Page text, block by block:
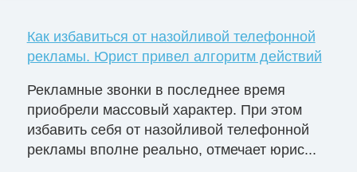
Как избавиться от назойливой телефонной
рекламы. Юрист привел алгоритм действий
Рекламные звонки в последнее время
приобрели массовый характер. При этом
избавить себя от назойливой телефонной
рекламы вполне реально, отмечает юрис...